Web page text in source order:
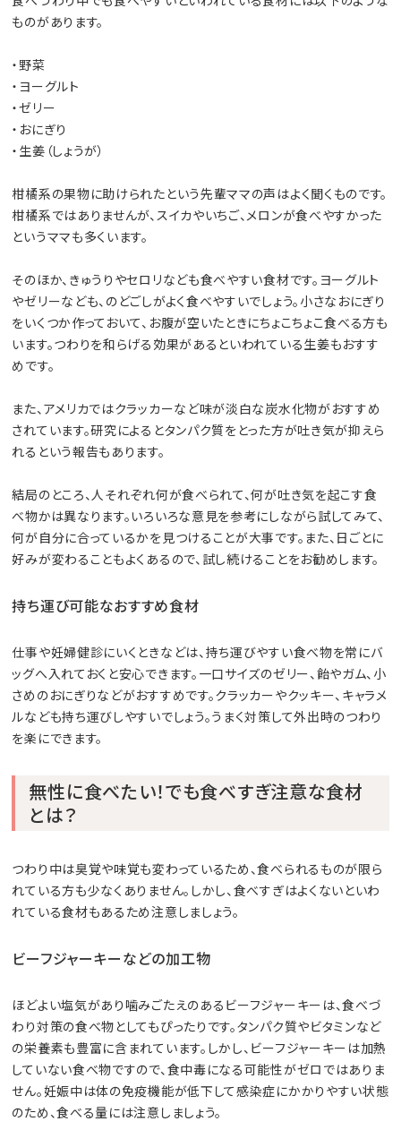
ものがあります。
・野菜
・ヨーグルト
・ゼリー
・おにぎり
・生姜（しょうが）
柑橘系の果物に助けられたという先輩ママの声はよく聞くものです。
柑橘系ではありませんが、スイカやいちご、メロンが食べやすかった
というママも多くいます。
そのほか、きゅうりやセロリなども食べやすい食材です。ヨーグルト
やゼリーなども、のどごしがよく食べやすいでしょう。小さなおにぎり
をいくつか作っておいて、お腹が空いたときにちょこちょこ食べる方も
います。つわりを和らげる効果があるといわれている生姜もおすす
めです。
また、アメリカではクラッカーなど味が淡白な炭水化物がおすすめ
されています。研究によるとタンパク質をとった方が吐き気が抑えら
れるという報告もあります。
結局のところ、人それぞれ何が食べられて、何が吐き気を起こす食
べ物かは異なります。いろいろな意見を参考にしながら試してみて、
何が自分に合っているかを見つけることが大事です。また、日ごとに
好みが変わることもよくあるので、試し続けることをお勧めします。
持ち運び可能なおすすめ食材
仕事や妊婦健診にいくときなどは、持ち運びやすい食べ物を常にバ
ッグへ入れておくと安心できます。一口サイズのゼリー、飴やガム、小
さめのおにぎりなどがおすすめです。クラッカーやクッキー、キャラメ
ルなども持ち運びしやすいでしょう。うまく対策して外出時のつわり
を楽にできます。
無性に食べたい！でも食べすぎ注意な食材
とは？
つわり中は臭覚や味覚も変わっているため、食べられるものが限ら
れている方も少なくありません。しかし、食べすぎはよくないといわ
れている食材もあるため注意しましょう。
ビーフジャーキーなどの加工物
ほどよい塩気があり噛みごたえのあるビーフジャーキーは、食べづ
わり対策の食べ物としてもぴったりです。タンパク質やビタミンなど
の栄養素も豊富に含まれています。しかし、ビーフジャーキーは加熱
していない食べ物ですので、食中毒になる可能性がゼロではありま
せん。妊娠中は体の免疫機能が低下して感染症にかかりやすい状態
のため、食べる量には注意しましょう。